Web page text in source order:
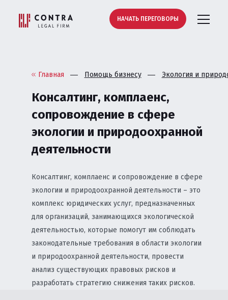
НАЧАТЬ ПЕРЕГОВОРЫ
Главная Помощь бизнесу Экология и
Консалтинг, комплаенс,
сопровождение в сфере
экологии и природоохранной
деятельности
Консалтинг, комплаенс и сопровождение в сфере
экологии и природоохранной деятельности – это
комплекс юридических услуг, предназначенных
для организаций, занимающихся экологической
деятельностью, которые помогут им соблюдать
законодательные требования в области экологии
и природоохранной деятельности, провести
анализ существующих правовых рисков и
разработать стратегию снижения таких рисков.